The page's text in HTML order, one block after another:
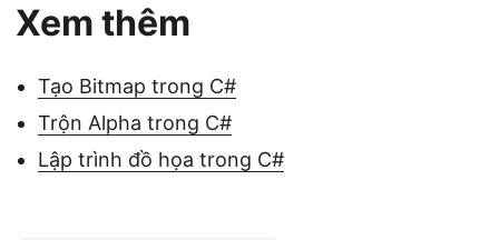
Xem thêm
Tạo Bitmap trong C#
Trộn Alpha trong C#
Lập trình đồ họa trong C#